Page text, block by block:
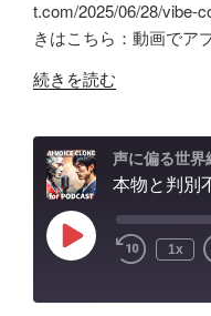
イ
ブ
コ
デ
ィ
ン
の
の
ポ
ッ
キ
ャ
ス
配
Amazon
RSS
RSS FEED
SHARE
LINK
EMBED
t.com/2025/06/28/vibe-
きはこちら：動画でア
"旧
え？
ポ
ド
続きを読む
声に偏る世
Play
Episode 1x